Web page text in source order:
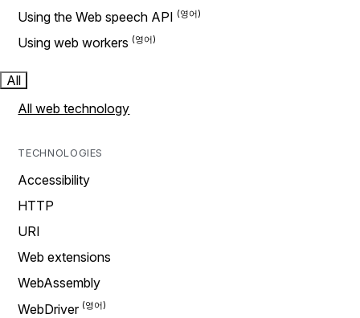
Using the Web speech API
Using web workers
All
All web technology
TECHNOLOGIES
Accessibility
HTTP
URI
Web extensions
WebAssembly
WebDriver